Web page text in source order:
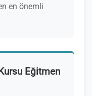
en önemli
Eğitmen